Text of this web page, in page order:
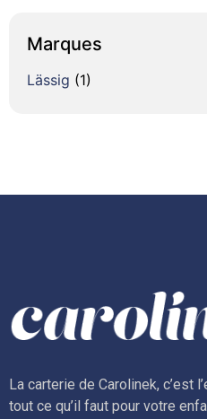
Marques
Lässig (1)
La carterie de Carolinek, c’est
tout ce qu’il faut pour votre